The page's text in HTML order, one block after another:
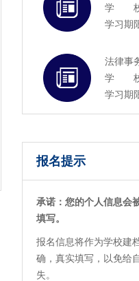
学 校
学习期
法律事
学 校
学习期
报名提示
承诺：您的个人信息会
填写。
报名信息将作为学校建
确，真实填写，以免给
失。